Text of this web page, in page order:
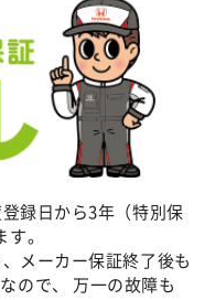
録日から3年（特別保
。
メーカー保証終了後も
ので、 万一の故障も